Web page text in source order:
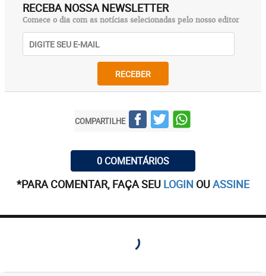
RECEBA NOSSA NEWSLETTER
Comece o dia com as notícias selecionadas pelo nosso editor
RECEBER
COMPARTILHE
0 COMENTÁRIOS
*PARA COMENTAR, FAÇA SEU LOGIN OUASSINE